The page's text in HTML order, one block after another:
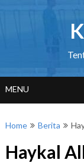
MENU
Home Berita
Haykal